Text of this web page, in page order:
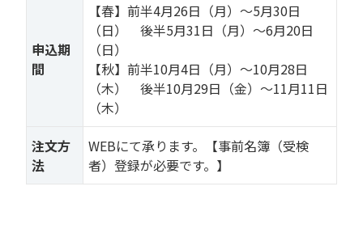
申込期
間
【春】前半4月26日（月）～5月30日
（日） 後半5月31日（月）～6月20日
（日）
【秋】前半10月4日（月）～10月28日
（木） 後半10月29日（金）～11月11日
（木）
注文方
法
WEBにて承ります。【事前名簿（受検
者）登録が必要です。】